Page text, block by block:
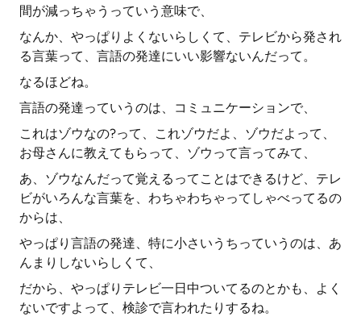
間が減っちゃうっていう意味で、
なんか、やっぱりよくないらしくて、テレビから発され
る言葉って、言語の発達にいい影響ないんだって。
なるほどね。
言語の発達っていうのは、コミュニケーションで、
これはゾウなの?って、これゾウだよ、ゾウだよって、
お母さんに教えてもらって、ゾウって言ってみて、
あ、ゾウなんだって覚えるってことはできるけど、テレ
ビがいろんな言葉を、わちゃわちゃってしゃべってるの
からは、
やっぱり言語の発達、特に小さいうちっていうのは、あ
んまりしないらしくて、
だから、やっぱりテレビ一日中ついてるのとかも、よく
ないですよって、検診で言われたりするね。